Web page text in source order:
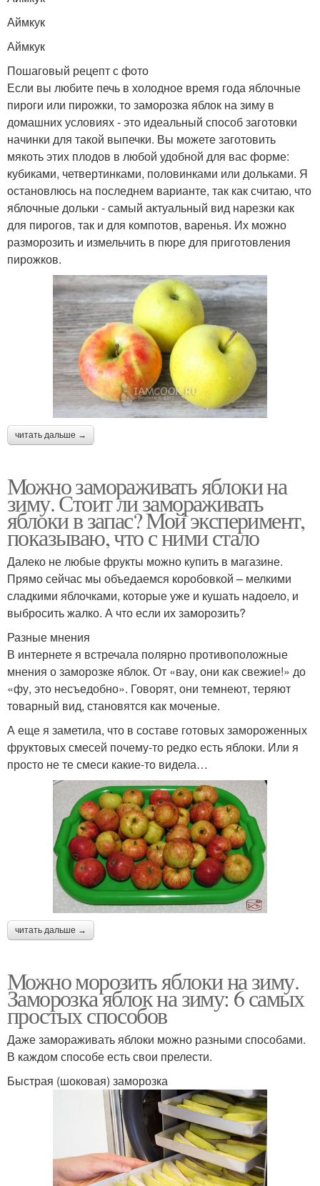
Аймкук
Аймкук
Пошаговый рецепт с фото
Если вы любите печь в холодное время года яблочные
пироги или пирожки, то заморозка яблок на зиму в
домашних условиях - это идеальный способ заготовки
начинки для такой выпечки. Вы можете заготовить
мякоть этих плодов в любой удобной для вас форме:
кубиками, четвертинками, половинками или дольками. Я
остановлюсь на последнем варианте, так как считаю, что
яблочные дольки - самый актуальный вид нарезки как
для пирогов, так и для компотов, варенья. Их можно
разморозить и измельчить в пюре для приготовления
пирожков.
читать дальше →
Можно замораживать яблоки на
зиму. Стоит ли замораживать
яблоки в запас? Мой эксперимент,
показываю, что с ними стало
Далеко не любые фрукты можно купить в магазине.
Прямо сейчас мы объедаемся коробовкой – мелкими
сладкими яблочками, которые уже и кушать надоело, и
выбросить жалко. А что если их заморозить?
Разные мнения
В интернете я встречала полярно противоположные
мнения о заморозке яблок. От «вау, они как свежие!» до
«фу, это несъедобно». Говорят, они темнеют, теряют
товарный вид, становятся как моченые.
А еще я заметила, что в составе готовых замороженных
фруктовых смесей почему-то редко есть яблоки. Или я
просто не те смеси какие-то видела…
читать дальше →
Можно морозить яблоки на зиму.
Заморозка яблок на зиму: 6 самых
простых способов
Даже замораживать яблоки можно разными способами.
В каждом способе есть свои прелести.
Быстрая (шоковая) заморозка